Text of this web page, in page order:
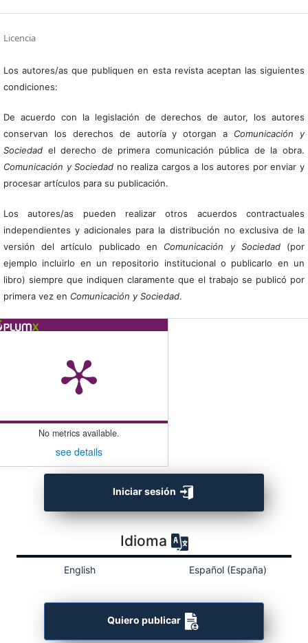
Licencia
Los autores/as que publiquen en esta revista aceptan las siguientes
condiciones:
De acuerdo con la legislación de derechos de autor, los autores
conservan los derechos de autoría y otorgan a Comunicación y
Sociedadel derecho de primera comunicación pública de la obra.
Comunicación y Sociedad no realiza cargos a los autores por enviar y
procesar artículos para su publicación.
Los autores/as pueden realizar otros acuerdos contractuales
independientes y adicionales para la distribución no exclusiva de la
versión del artículo publicado en Comunicación y Sociedad(por
ejemplo incluirlo en un repositorio institucional o publicarlo en un
libro) siempre que indiquen claramente que el trabajo se publicó por
primera vez en Comunicación y Sociedad.
No metrics available.
see details
Iniciar sesión
Idioma
English Español (España)
Quiero publicar